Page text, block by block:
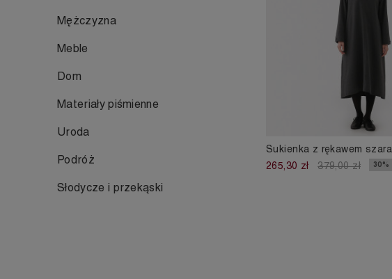
Mężczyzna
Meble
Dom
Materiały piśmienne
Uroda
Podróż
Słodycze i przekąski
Sukienka z rękawem szara
265,30 zł
379,00 zł 30%